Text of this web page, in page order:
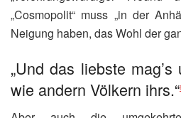
„Cosmopolit“ muss „in der
Neigung haben, das Wohl der
„Und das liebste
wie andern Völkern ihrs.“